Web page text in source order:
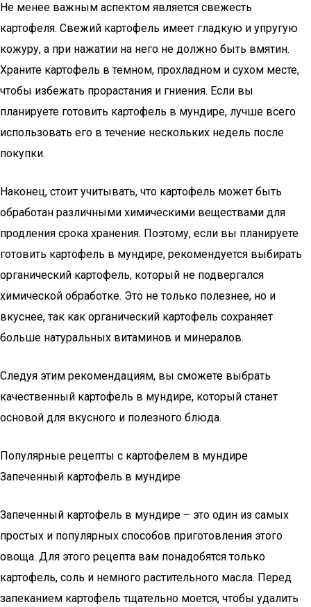
Не менее важным аспектом является свежесть
картофеля. Свежий картофель имеет гладкую и упругую
кожуру, а при нажатии на него не должно быть вмятин.
Храните картофель в темном, прохладном и сухом месте,
чтобы избежать прорастания и гниения. Если вы
планируете готовить картофель в мундире, лучше всего
использовать его в течение нескольких недель после
покупки.
Наконец, стоит учитывать, что картофель может быть
обработан различными химическими веществами для
продления срока хранения. Поэтому, если вы планируете
готовить картофель в мундире, рекомендуется выбирать
органический картофель, который не подвергался
химической обработке. Это не только полезнее, но и
вкуснее, так как органический картофель сохраняет
больше натуральных витаминов и минералов.
Следуя этим рекомендациям, вы сможете выбрать
качественный картофель в мундире, который станет
основой для вкусного и полезного блюда.
Популярные рецепты с картофелем в мундире
Запеченный картофель в мундире
Запеченный картофель в мундире – это один из самых
простых и популярных способов приготовления этого
овоща. Для этого рецепта вам понадобятся только
картофель, соль и немного растительного масла. Перед
запеканием картофель тщательно моется, чтобы удалить